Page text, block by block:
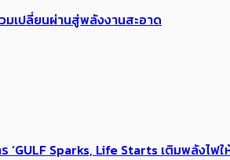
มเปลี่ยนผ่านสู่พลังงานสะอาด
Sparks, Life Starts เติมพลังไฟใ